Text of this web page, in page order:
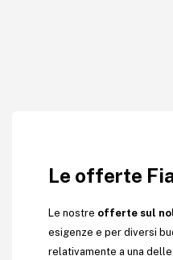
Le offerte
Le nostre offerte sul
esigenze e per diversi
relativamente a una